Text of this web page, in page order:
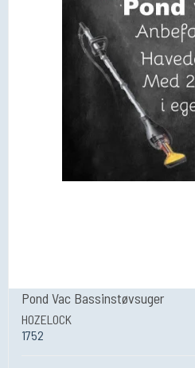
Pond Vac Bassinstøvsuger
HOZELOCK
1752